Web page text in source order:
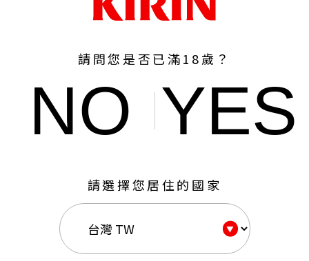
請問您是否已滿18歲？
NO YES
請選擇您居住的國家